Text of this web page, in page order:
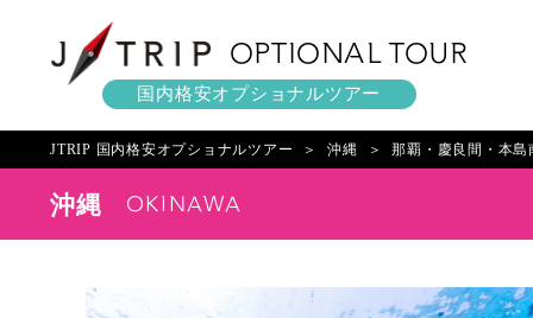
OPTIONAL TOUR
国内格安オプショナルツアー
JTRIP 国内格安オプショナルツアー 沖縄 那覇・慶良間・本島
沖縄 OKINAWA